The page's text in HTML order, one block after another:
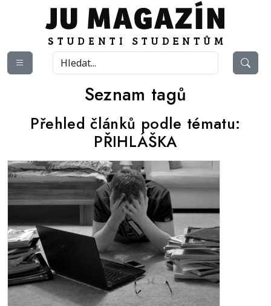
Seznam tagů
Přehled článků podle tématu:
PŘIHLÁŠKA